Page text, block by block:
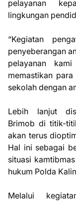
pelayanan
lingkungan
“Kegiatan
penyeberangan
pelayanan
memastikan
sekolah dengan
Lebih lanjut
Brimob di titik-
akan terus
Hal ini sebagai
situasi
hukum Polda
Melalui